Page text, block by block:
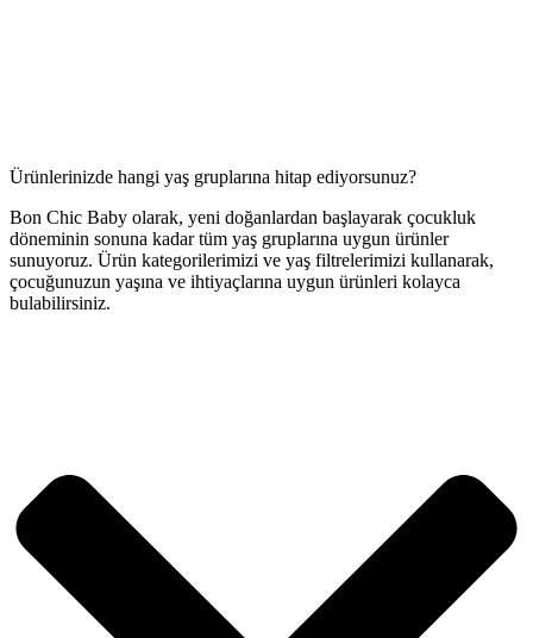
Ürünlerinizde hangi yaş gruplarına hitap ediyorsunuz?
Bon Chic Baby olarak, yeni doğanlardan başlayarak çocukluk
döneminin sonuna kadar tüm yaş gruplarına uygun ürünler
sunuyoruz. Ürün kategorilerimizi ve yaş filtrelerimizi kullanarak,
çocuğunuzun yaşına ve ihtiyaçlarına uygun ürünleri kolayca
bulabilirsiniz.